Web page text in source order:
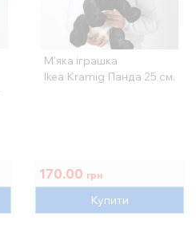
М'яка іграшка
Ikea Kramig Панда 25 см.
170.00 грн
Купити